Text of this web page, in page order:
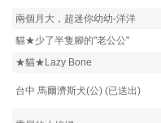
兩個月大，超迷你幼幼-洋洋
貓★少了半隻腳的"老公公"
★貓★Lazy Bone
台中 馬爾濟斯犬(公) (已送出)